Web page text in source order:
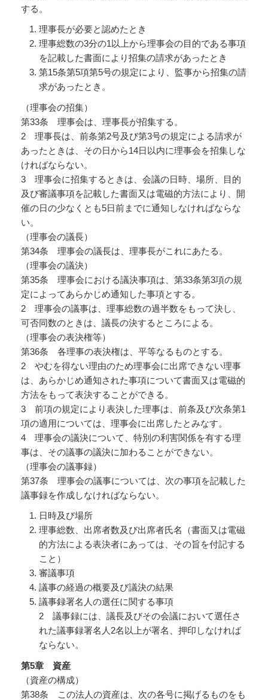
する。
理事長が必要と認めたとき
理事総数の3分の1以上から理事会の目的である事項
を記載した書面により招集の請求があったとき
第15条第5項第5号の規定により、監事から招集の請
求があったとき。
（理事会の招集）
第33条 理事会は、理事長が招集する。
2 理事長は、前条第2号及び第3号の規定による請求が
あったときは、その日から14日以内に理事会を招集しな
ければならない。
3 理事会に招集するときは、会議の日時、場所、目的
及び審議事項を記載した書面又は電磁的方法により、開
催の日の少なくとも5日前までに通知しなければならな
い。
（理事会の議長）
第34条 理事会の議長は、理事長がこれにあたる。
（理事会の議決）
第35条 理事会における議決事項は、第33条第3項の規
定によってあらかじめ通知した事項とする。
2 理事会の議事は、理事総数の過半数をもって決し、
可否同数のときは、議長の決するところによる。
（理事会の表決権等）
第36条 各理事の表決権は、平等なるものとする。
2 やむを得ない理由のため理事会に出席できない理事
は、あらかじめ通知された事項について書面又は電磁的
方法をもって表決することができる。
3 前項の規定により表決した理事は、前条及び次条第1
項の適用については、理事会に出席したとみなす。
4 理事会の議決について、特別の利害関係を有する理
事は、その議事の議決に加わることができない。
（理事会の議事録）
第37条 理事会の議事については、次の事項を記載した
議事録を作成しなければならない。
日時及び場所
理事総数、出席者数及び出席者氏名（書面又は電磁
的方法による表決者にあっては、その旨を付記する
こと）
審議事項
議事の経過の概要及び議決の結果
議事録署名人の選任に関する事項
2 議事録には、議長及びその会議において選任さ
れた議事録署名人2名以上が署名、押印しなければ
ならない。
第5章 資産
（資産の構成）
第38条 この法人の資産は、次の各号に掲げるものをも